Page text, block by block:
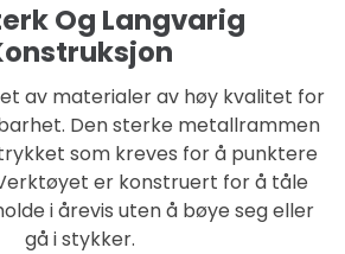
Og Langvarig
av materialer av høy kvalitet for
Den sterke metallrammen
som kreves for å punktere
er konstruert for å tåle
i årevis uten å bøye seg eller
gå i stykker.